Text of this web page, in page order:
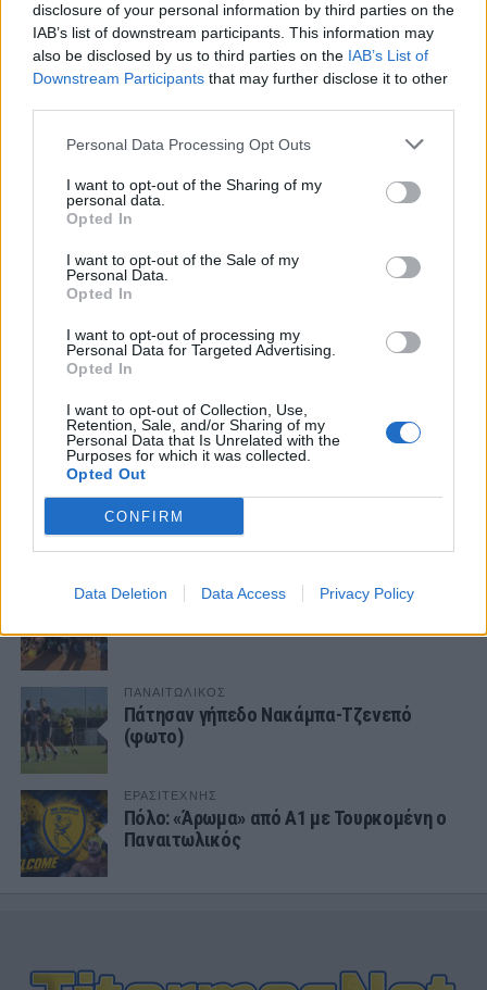
disclosure of your personal information by third parties on the
IAB’s list of downstream participants. This information may
also be disclosed by us to third parties on the IAB’s List of
Downstream Participants that may further disclose it to other
Personal Data Processing Opt Outs
I want to opt-out of the Sharing of my
personal data.
Opted In
I want to opt-out of the Sale of my
Personal Data.
Opted In
I want to opt-out of processing my
Personal Data for Targeted Advertising.
Opted In
I want to opt-out of Collection, Use,
Retention, Sale, and/or Sharing of my
Personal Data that Is Unrelated with the
Purposes for which it was collected.
Opted Out
CONFIRM
Data Deletion Data Access Privacy Policy
ΠΑΝΑΙΤΩΛΙΚΟΣ
«50άρης» και πρώτος σκόρερ στην
ιστορία του Παναιτωλικού στην Super
League ο Καρέλης
Καρέλης: «Έχουμε κίνητρο στα Play
Εθνική»
MORE POSTS
ΝΕΑ
Αλλάζει όνομα ο Βόλος
Φιλικό στην Κορυτσά η Κ19
ΠΑΝΑΙΤΩΛΙΚΟΣ
ΠΑΝΑΙΤΩΛΙΚΟΣ
Πάτησαν γήπεδο Νακάμπα-Τζενεπό
(φωτο)
ΕΡΑΣΙΤΕΧΝΗΣ
Πόλο: «Άρωμα» από Α1 με Τουρκομένη ο
Παναιτωλικός